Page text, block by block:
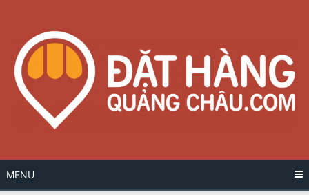
content
MENU